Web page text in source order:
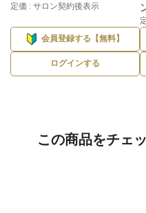
定価 : サロン契約後表示
会員登録する【無料】
ログインする
この商品をチェ